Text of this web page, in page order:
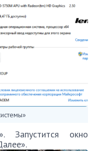
Запустится окно